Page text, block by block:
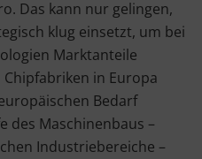
Das kann nur gelingen,
klug einsetzt, um bei
Marktanteile
in Europa
Bedarf
des Maschinenbaus –
Industriebereiche –